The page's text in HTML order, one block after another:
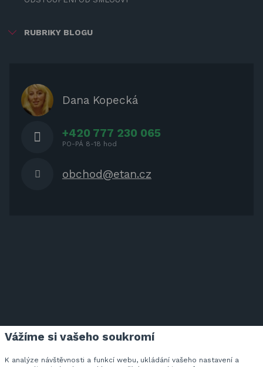
RUBRIKY BLOGU
OCHRANNÉ KRYTY NA ZAHRADNÍ
NÁBYTEK
Dana Kopecká
+420 777 230 065
PO-PÁ 8-18 hod
obchod@etan.cz
Vážíme si vašeho soukromí
K analýze návštěvnosti a funkcí webu, ukládání vašeho nastavení a